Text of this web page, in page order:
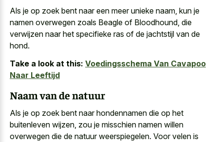
Als je op zoek bent naar een meer unieke naam, kun je
namen overwegen zoals Beagle of Bloodhound, die
verwijzen naar het specifieke ras of de jachtstijl van de
hond.
Take a look at this: Voedingsschema Van Cavapoo
Naar Leeftijd
Naam van de natuur
Als je op zoek bent naar hondennamen die op het
buitenleven wijzen, zou je misschien namen willen
overwegen die de natuur weerspiegelen. Voor velen is